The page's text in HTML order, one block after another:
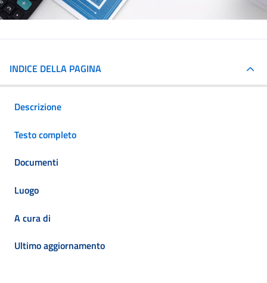
INDICE DELLA PAGINA
Descrizione
Testo completo
Documenti
Luogo
A cura di
Ultimo aggiornamento